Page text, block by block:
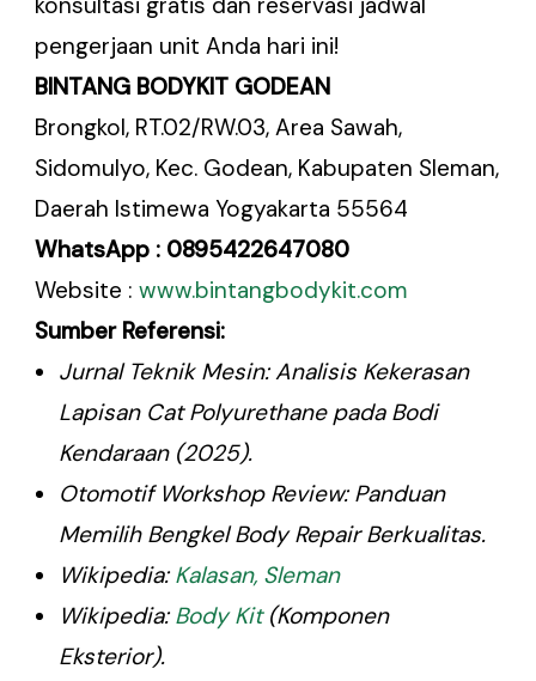
pengerjaan unit Anda hari ini!
BINTANG BODYKIT GODEAN
Brongkol, RT.02/RW.03, Area Sawah,
Sidomulyo, Kec. Godean, Kabupaten Sleman,
Daerah Istimewa Yogyakarta 55564
WhatsApp : 0895422647080
Website :www.bintangbodykit.com
Sumber Referensi:
Jurnal Teknik Mesin: Analisis Kekerasan
Lapisan Cat Polyurethane pada Bodi
Kendaraan (2025).
Otomotif Workshop Review: Panduan
Memilih Bengkel Body Repair Berkualitas.
Wikipedia: Kalasan, Sleman
Wikipedia: Body Kit(Komponen
Eksterior).